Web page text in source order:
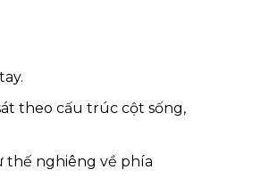
theo cấu trúc cột sống,
thế nghiêng về phía